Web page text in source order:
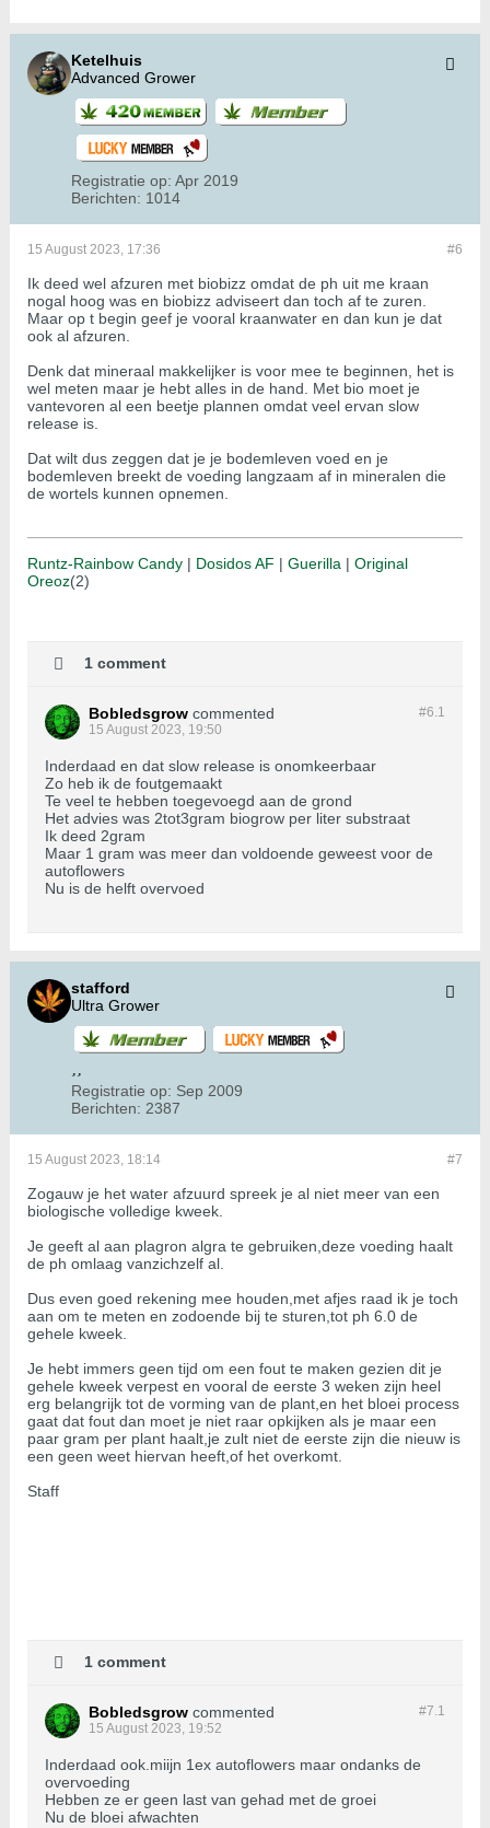
Ketelhuis
Advanced Grower
Registratie op: Apr 2019
Berichten: 1014
#6
15 August 2023, 17:36
Ik deed wel afzuren met biobizz omdat de ph uit me kraan
nogal hoog was en biobizz adviseert dan toch af te zuren.
Maar op t begin geef je vooral kraanwater en dan kun je dat
ook al afzuren.
Denk dat mineraal makkelijker is voor mee te beginnen, het is
wel meten maar je hebt alles in de hand. Met bio moet je
vantevoren al een beetje plannen omdat veel ervan slow
release is.
Dat wilt dus zeggen dat je je bodemleven voed en je
bodemleven breekt de voeding langzaam af in mineralen die
de wortels kunnen opnemen.
Runtz-Rainbow Candy | Dosidos AF | Guerilla | Original
Oreoz(2)
1 comment
#6.1
Bobledsgrow commented
15 August 2023, 19:50
Inderdaad en dat slow release is onomkeerbaar
Zo heb ik de foutgemaakt
Te veel te hebben toegevoegd aan de grond
Het advies was 2tot3gram biogrow per liter substraat
Ik deed 2gram
Maar 1 gram was meer dan voldoende geweest voor de
autoflowers
Nu is de helft overvoed
stafford
Ultra Grower
Registratie op: Sep 2009
Berichten: 2387
#7
15 August 2023, 18:14
Zogauw je het water afzuurd spreek je al niet meer van een
biologische volledige kweek.
Je geeft al aan plagron algra te gebruiken,deze voeding haalt
de ph omlaag vanzichzelf al.
Dus even goed rekening mee houden,met afjes raad ik je toch
aan om te meten en zodoende bij te sturen,tot ph 6.0 de
gehele kweek.
Je hebt immers geen tijd om een fout te maken gezien dit je
gehele kweek verpest en vooral de eerste 3 weken zijn heel
erg belangrijk tot de vorming van de plant,en het bloei process
gaat dat fout dan moet je niet raar opkijken als je maar een
paar gram per plant haalt,je zult niet de eerste zijn die nieuw is
een geen weet hiervan heeft,of het overkomt.
Staff
1 comment
#7.1
Bobledsgrow commented
15 August 2023, 19:52
Inderdaad ook.miijn 1ex autoflowers maar ondanks de
overvoeding
Hebben ze er geen last van gehad met de groei
Nu de bloei afwachten